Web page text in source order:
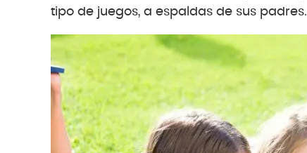
tipo de juegos, a espaldas de sus padres.